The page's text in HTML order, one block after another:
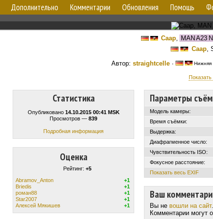
Дополнительно Комментарии Обновления Помощь
Саар, MAN A23
Саар,
Автор: straightcelle · Нижняя
Статистика
Опубликовано 14.10.2015 00:41 MSK
Просмотров — 839
Подробная информация
Оценка
Рейтинг: +5
Abramov_Anton
+1
Briedis
+1
роман88
+1
Star2007
+1
Алексей Мякишев
+1
Параметры
Модель камеры:
Время съёмки:
Выдержка:
Диафрагменное число:
Чувствительность ISO:
Фокусное расстояние:
Показать весь EXIF
Ваш
Вы не вошли на сайт.
Комментарии могут